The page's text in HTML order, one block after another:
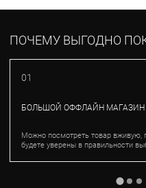
ПОЧЕМУ ВЫГОДНО
01
БОЛЬШОЙ ОФФЛАЙН МАГАЗИН
Можно посмотреть товар вживую,
будете уверены в правильности